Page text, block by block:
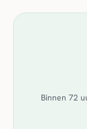
Binnen 72